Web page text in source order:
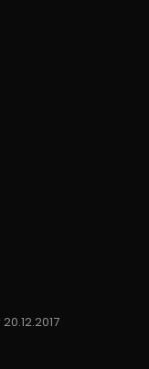
20.12.2017